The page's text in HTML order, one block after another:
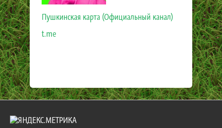
Пушкинская карта (Официальный канал)
t.me